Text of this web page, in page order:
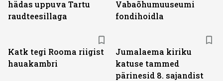
hädas uppuva Tartu
raudteesillaga
Vabaõhumuuseumi
fondihoidla
Katk tegi Rooma riigist
hauakambri
Jumalaema kiriku
katuse tammed
pärinesid 8. sajandist